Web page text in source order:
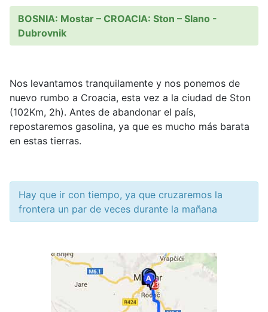
BOSNIA: Mostar – CROACIA: Ston – Slano -
Dubrovnik
Nos levantamos tranquilamente y nos ponemos de
nuevo rumbo a Croacia, esta vez a la ciudad de Ston
(102Km, 2h). Antes de abandonar el país,
repostaremos gasolina, ya que es mucho más barata
en estas tierras.
Hay que ir con tiempo, ya que cruzaremos la
frontera un par de veces durante la mañana